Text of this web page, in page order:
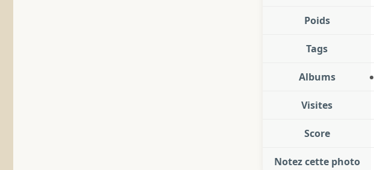
Poids
Tags
Albums
Visites
Score
Notez cette photo